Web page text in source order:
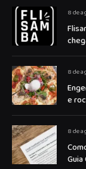
8 de
8 de
e
8 de